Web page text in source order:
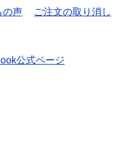
の声 ご注文の取り消し
公式ページ